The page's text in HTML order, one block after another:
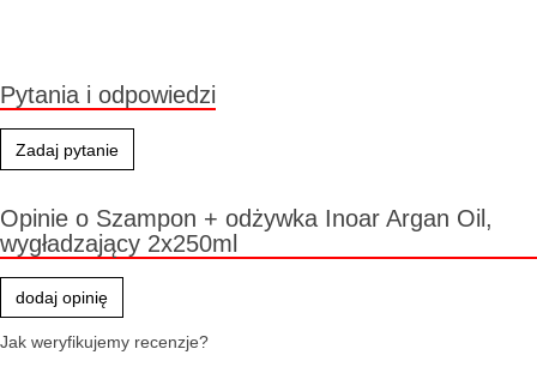
Pytania i odpowiedzi
Zadaj pytanie
Opinie o Szampon + odżywka Inoar Argan Oil,
wygładzający 2x250ml
dodaj opinię
Jak weryfikujemy recenzje?